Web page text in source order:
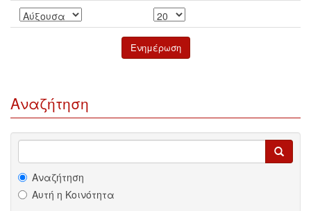
Αναζήτηση
Αναζήτηση
Αυτή η Κοινότητα